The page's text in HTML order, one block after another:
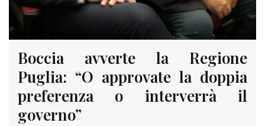
Boccia avverte la Regione
Puglia: “O approvate la doppia
preferenza o interverrà il
governo”